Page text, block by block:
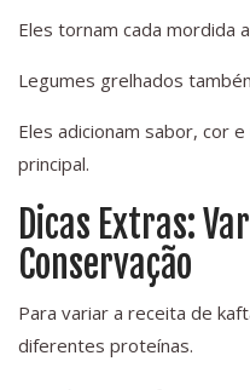
Eles tornam cada mordida
Legumes grelhados
Eles adicionam sabor, cor
principal.
Dicas Extras:
Conservação
Para variar a receita de
diferentes proteínas.